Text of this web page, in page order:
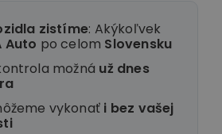
zistíme: Akýkoľvek
Auto po celom Slovensku
možná už dnes
vykonať i bez vašej